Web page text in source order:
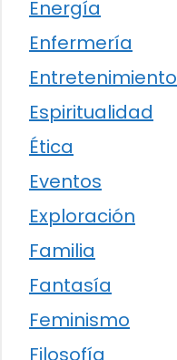
Energía
Enfermería
Entretenimiento
Espiritualidad
Ética
Eventos
Exploración
Familia
Fantasía
Feminismo
Filosofía